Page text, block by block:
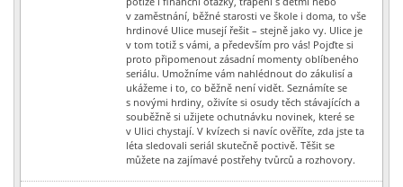
v zaměstnání, běžné starosti ve škole i doma, to vše
hrdinové Ulice musejí řešit – stejně jako vy. Ulice je
v tom totiž s vámi, a především pro vás! Pojďte si
proto připomenout zásadní momenty oblíbeného
seriálu. Umožníme vám nahlédnout do zákulisí a
ukážeme i to, co běžně není vidět. Seznámíte se
s novými hrdiny, oživíte si osudy těch stávajících a
souběžně si užijete ochutnávku novinek, které se
v Ulici chystají. V kvízech si navíc ověříte, zda jste ta
léta sledovali seriál skutečně poctivě. Těšit se
můžete na zajímavé postřehy tvůrců a rozhovory.